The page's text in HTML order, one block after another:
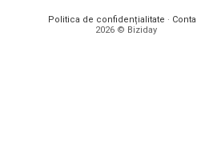
Politica de confidențialitate ·
2026 © Biziday